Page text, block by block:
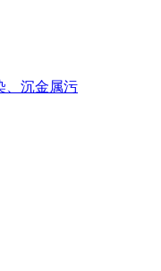
、沉金属污